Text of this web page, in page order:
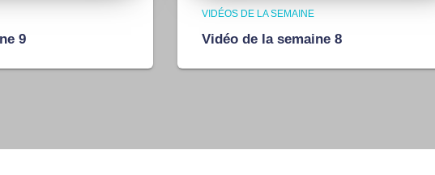
9
VIDÉOS DE LA SEMAINE
Vidéo de la semaine 8